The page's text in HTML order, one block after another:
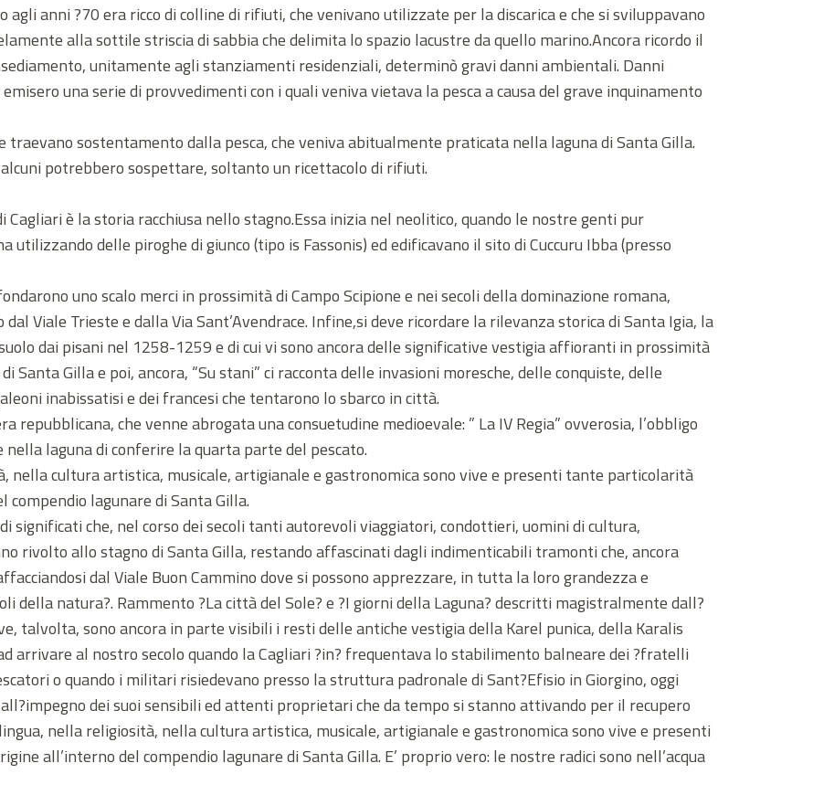
agli anni ?70 era ricco di colline di rifiuti, che venivano utilizzate per la discarica e che si sviluppavano
alla sottile striscia di sabbia che delimita lo spazio lacustre da quello marino.Ancora ricordo il
unitamente agli stanziamenti residenziali, determinò gravi danni ambientali. Danni
una serie di provvedimenti con i quali veniva vietava la pesca a causa del grave inquinamento
traevano sostentamento dalla pesca, che veniva abitualmente praticata nella laguna di Santa Gilla.
potrebbero sospettare, soltanto un ricettacolo di rifiuti.
è la storia racchiusa nello stagno.Essa inizia nel neolitico, quando le nostre genti pur
utilizzando delle piroghe di giunco (tipo is Fassonis) ed edificavano il sito di Cuccuru Ibba (presso
uno scalo merci in prossimità di Campo Scipione e nei secoli della dominazione romana,
Viale Trieste e dalla Via Sant’Avendrace. Infine,si deve ricordare la rilevanza storica di Santa Igia, la
dai pisani nel 1258-1259 e di cui vi sono ancora delle significative vestigia affioranti in prossimità
Gilla e poi, ancora, “Su stani” ci racconta delle invasioni moresche, delle conquiste, delle
inabissatisi e dei francesi che tentarono lo sbarco in città.
repubblicana, che venne abrogata una consuetudine medioevale: ” La IV Regia” ovverosia, l’obbligo
laguna di conferire la quarta parte del pescato.
nella cultura artistica, musicale, artigianale e gastronomica sono vive e presenti tante particolarità
lagunare di Santa Gilla.
significati che, nel corso dei secoli tanti autorevoli viaggiatori, condottieri, uomini di cultura,
rivolto allo stagno di Santa Gilla, restando affascinati dagli indimenticabili tramonti che, ancora
dal Viale Buon Cammino dove si possono apprezzare, in tutta la loro grandezza e
della natura?. Rammento ?La città del Sole? e ?I giorni della Laguna? descritti magistralmente dall?
talvolta, sono ancora in parte visibili i resti delle antiche vestigia della Karel punica, della Karalis
arrivare al nostro secolo quando la Cagliari ?in? frequentava lo stabilimento balneare dei ?fratelli
o quando i militari risiedevano presso la struttura padronale di Sant?Efisio in Giorgino, oggi
dei suoi sensibili ed attenti proprietari che da tempo si stanno attivando per il recupero
nella religiosità, nella cultura artistica, musicale, artigianale e gastronomica sono vive e presenti
all’interno del compendio lagunare di Santa Gilla. E’ proprio vero: le nostre radici sono nell’acqua